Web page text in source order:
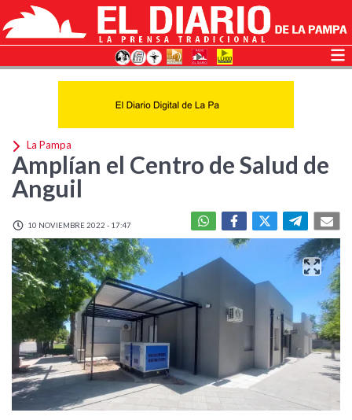
La Pampa
Amplían el Centro de Salud de
Anguil
10 NOVIEMBRE 2022 - 17:47